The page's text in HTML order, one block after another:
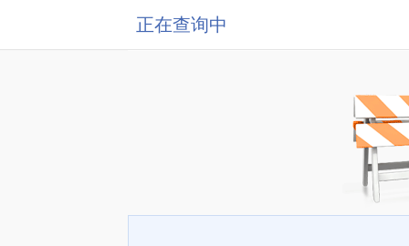
正在查询中